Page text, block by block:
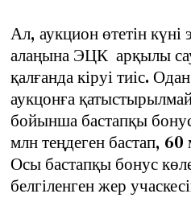
Ал, аукцион өтетін күні
алаңына ЭЦК арқылы
қалғанда кіруі тиіс.
аукцонға
бойынша бастапқы
млн теңдеген бастап, 60
Осы бастапқы бонус
белгіленген жер